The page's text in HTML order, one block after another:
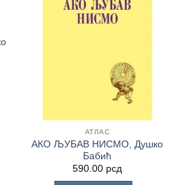
АТЛАС
АКО ЉУБАВ НИСМО, Душко
Бабић
590.00 рсд